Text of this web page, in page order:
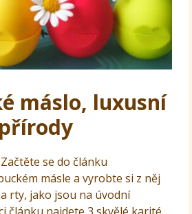
máslo, luxusní
se do článku
másle a vyrobte si z něj
rty, jako jsou na úvodní